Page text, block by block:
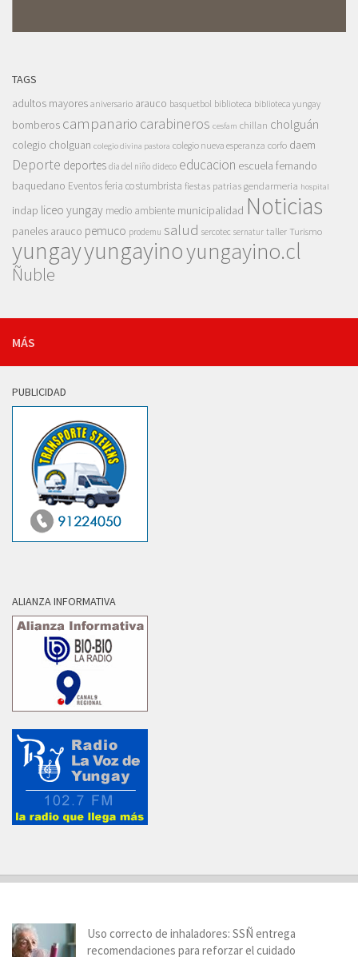
TAGS
adultos mayores aniversario arauco basquetbol biblioteca biblioteca yungay
bomberos campanario carabineros cesfam chillan cholguán
colegio cholguan colegio divina pastora colegio nueva esperanza corfo daem
Deporte deportes dia del niño dideco educacion escuela fernando
baquedano Eventosferia costumbrista fiestas patrias gendarmeria hospital
indap liceo yungay medio ambiente municipalidad Noticias
paneles arauco pemuco prodemu salud sercotec sernatur taller Turismo
yungayyungayinoyungayino.cl
Ñuble
MÁS
PUBLICIDAD
ALIANZA INFORMATIVA
Uso correcto de inhaladores: SSÑ entrega
recomendaciones para reforzar el cuidado